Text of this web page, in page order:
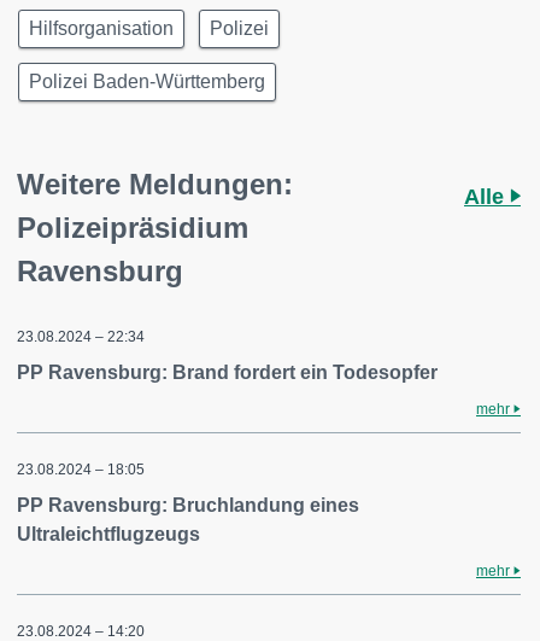
Hilfsorganisation Polizei
Polizei Baden-Württemberg
Weitere Meldungen:
Polizeipräsidium
Ravensburg
Alle
23.08.2024 – 22:34
PP Ravensburg: Brand fordert ein Todesopfer
mehr
23.08.2024 – 18:05
PP Ravensburg: Bruchlandung eines
Ultraleichtflugzeugs
mehr
23.08.2024 – 14:20